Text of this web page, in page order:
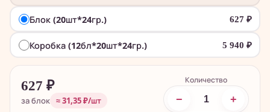
Блок (20шт*24гр.) 627 ₽
Коробка (12бл*20шт*24гр.) 5 940 ₽
627 ₽
за блок ≈ 31,35 ₽/шт
Количество
− +